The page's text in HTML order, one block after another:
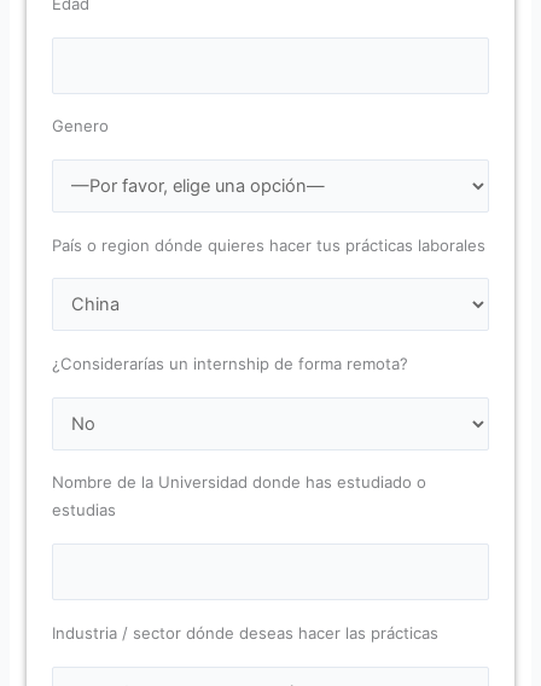
Genero
País o region dónde quieres hacer tus prácticas laborales
¿Considerarías un internship de forma remota?
Nombre de la Universidad donde has estudiado o
estudias
Industria / sector dónde deseas hacer las prácticas